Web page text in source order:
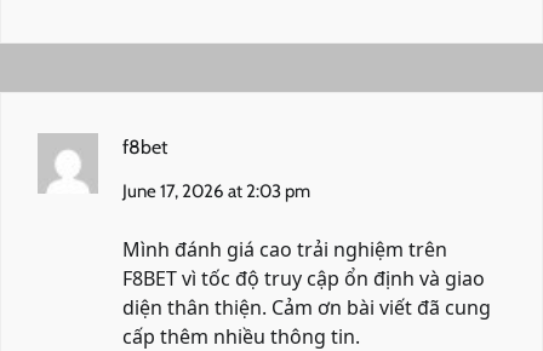
f8bet
June 17, 2026 at 2:03 pm
Mình đánh giá cao trải nghiệm trên
F8BET vì tốc độ truy cập ổn định và giao
diện thân thiện. Cảm ơn bài viết đã cung
cấp thêm nhiều thông tin.